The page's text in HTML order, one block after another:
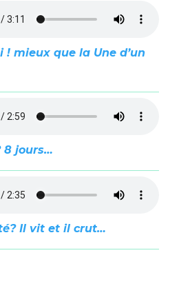
! mieux que la Une d’un
8 jours…
Il vit et il crut…